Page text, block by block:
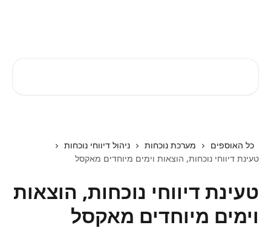
כל האוספים מערכת נוכחות
ניהול דיווחי נוכחות
טעינת דיווחי נוכחות, הוצאות וימים מיוחדים מאקסל
טעינת דיווחי נוכחות, הוצאות
וימים מיוחדים מאקסל